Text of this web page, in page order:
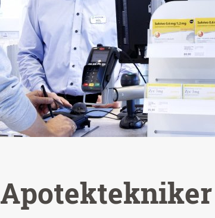
Apotektekniker